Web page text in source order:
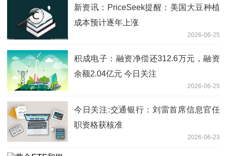
新资讯：PriceSeek提醒：美国大豆种植
成本预计逐年上涨
2026-06-25
积成电子：融资净偿还312.6万元，融资
余额2.04亿元 今日关注
2026-06-25
今日关注:交通银行：刘雷首席信息官任
职资格获核准
2026-06-23